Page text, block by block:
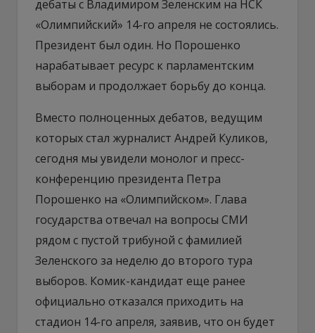
дебаты с Владимиром Зеленским на НСК
«Олимпийский» 14-го апреля не состоялись.
Президент был один. Но Порошенко
нарабатывает ресурс к парламентским
выборам и продолжает борьбу до конца.
Вместо полноценных дебатов, ведущим
которых стал журналист Андрей Куликов,
сегодня мы увидели монолог и пресс-
конференцию президента Петра
Порошенко на «Олимпийском». Глава
государства отвечал на вопросы СМИ
рядом с пустой трибуной с фамилией
Зеленского за неделю до второго тура
выборов. Комик-кандидат еще ранее
официально отказался приходить на
стадион 14-го апреля, заявив, что он будет